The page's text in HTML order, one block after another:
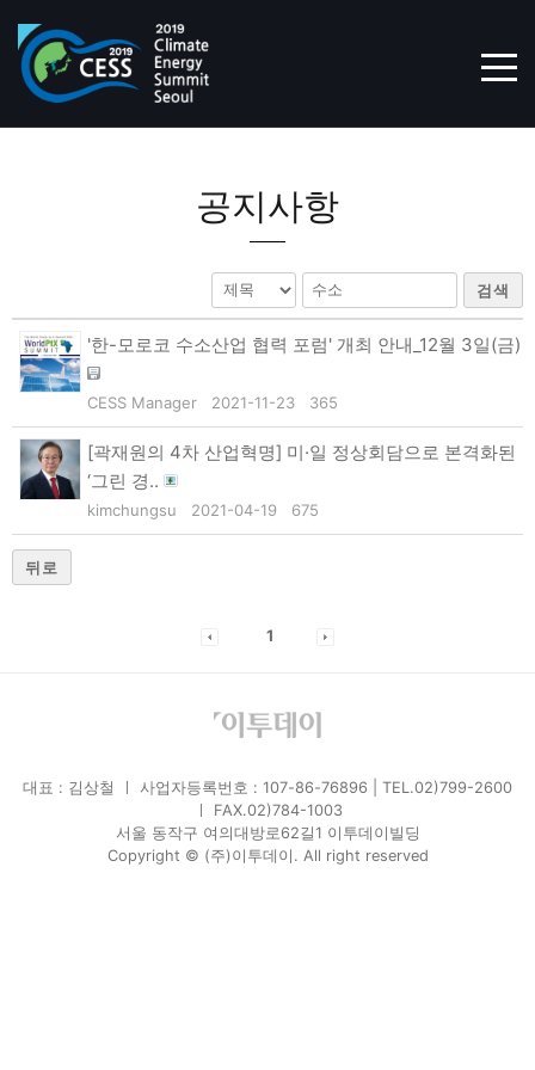
공지사항
검색
'한-모로코 수소산업 협력 포럼' 개최 안내_12월 3일(금)
CESS Manager 2021-11-23 365
[곽재원의 4차 산업혁명] 미·일 정상회담으로 본격화된
‘그린 경..
kimchungsu 2021-04-19 675
뒤로
1
대표 : 김상철 ㅣ 사업자등록번호 : 107-86-76896 | TEL.02)799-2600
ㅣ FAX.02)784-1003
서울 동작구 여의대방로62길1 이투데이빌딩
Copyright © (주)이투데이. All right reserved